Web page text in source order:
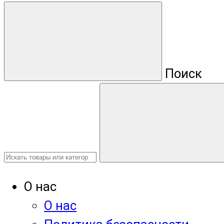
Поиск
О нас
О нас